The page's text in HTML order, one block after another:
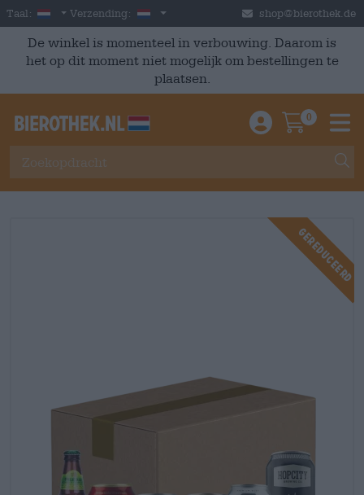
Skip to main content
Taal: Dutch
Verzending: Nederland shop@bierothek.de
De winkel is momenteel in verbouwing. Daarom is
het op dit moment niet mogelijk om bestellingen te
plaatsen.
Einloggen /
0
Gereduceerd